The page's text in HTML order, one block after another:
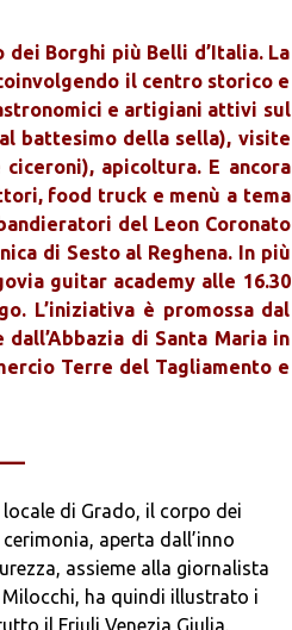
dei Borghi più Belli d’Italia. La
il centro storico e
e artigiani attivi sul
battesimo della sella), visite
apicoltura. E ancora
food truck e menù a tema
del Leon Coronato
di Sesto al Reghena. In più
guitar academy alle 16.30
L’iniziativa è promossa dal
di Santa Maria in
Terre del Tagliamento e
di Grado, il corpo dei
aperta dall’inno
assieme alla giornalista
Milocchi, ha quindi illustrato i
il Friuli Venezia Giulia.